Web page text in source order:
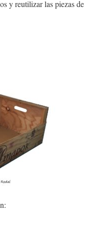
y reutilizar las piezas de